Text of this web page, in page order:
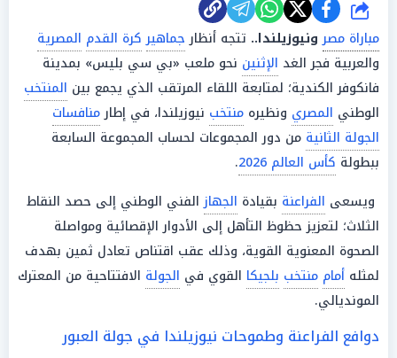
شارك
مباراة مصرونيوزيلندا.. تتجه أنظارجماهير كرة القدم المصرية
والعربية فجر الغد الإثنين نحو ملعب «بي سي بليس» بمدينة
فانكوفر الكندية؛ لمتابعة اللقاء المرتقب الذي يجمع بين المنتخب
الوطني المصري ونظيره منتخب نيوزيلندا، في إطارمنافسات
الجولة الثانية من دور المجموعات لحساب المجموعة السابعة
ببطولة كأس العالم 2026
.
ويسعى الفراعنة بقيادة الجهازالفني الوطني إلى حصد النقاط
الثلاث؛ لتعزيز حظوظ التأهل إلى الأدوار الإقصائية ومواصلة
الصحوة المعنوية القوية، وذلك عقب اقتناص تعادل ثمين بهدف
لمثله أمام منتخب بلجيكا القوي في الجولة الافتتاحية من المعترك
المونديالي.
دوافع الفراعنة وطموحات نيوزيلندا في جولة العبور